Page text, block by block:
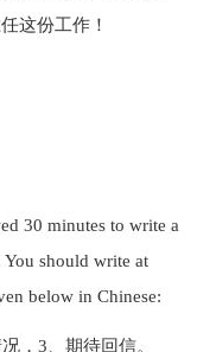
这份工作！
30 minutes to write a
should write at
below in Chinese:
，3、期待回信。